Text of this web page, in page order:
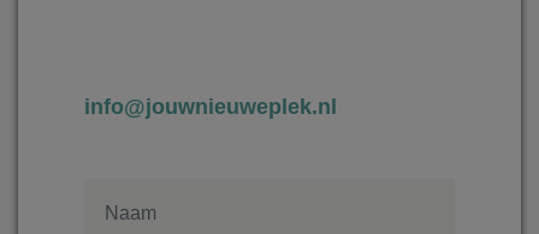
info@jouwnieuweplek.nl